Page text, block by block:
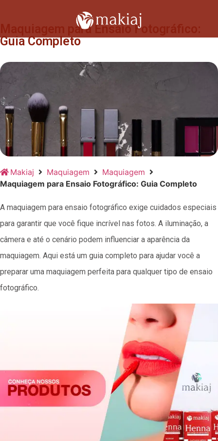
Maquiagem para Ensaio Fotográfico:
Guia Completo
Makiaj Maquiagem
Maquiagem
Maquiagem para Ensaio Fotográfico: Guia Completo
A maquiagem para ensaio fotográfico exige cuidados especiais
para garantir que você fique incrível nas fotos. A iluminação, a
câmera e até o cenário podem influenciar a aparência da
maquiagem. Aqui está um guia completo para ajudar você a
preparar uma maquiagem perfeita para qualquer tipo de ensaio
fotográfico.